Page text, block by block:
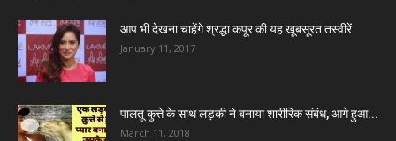
आप भी देखना चाहेंगे श्रद्धा कपूर की यह खूबसूरत तस्वीरें
January 11, 2017
पालतू कुत्ते के साथ लड़की ने बनाया शारीरिक संबंध, आगे हुआ...
March 11, 2018